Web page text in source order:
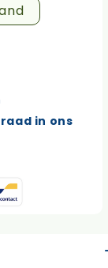
in ons